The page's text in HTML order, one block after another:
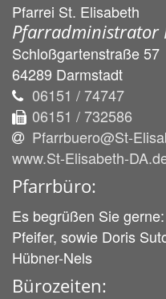
Pfarrei St. Elisabeth
Pfarradministrator
Schloßgartenstraße 57
64289 Darmstadt
06151 / 74747
06151 / 732586
Pfarrbuero@St-
www.St-Elisabeth-
Pfarrbüro:
Es begrüßen Sie
Pfeifer, sowie Doris
Hübner-Nels
Bürozeiten: